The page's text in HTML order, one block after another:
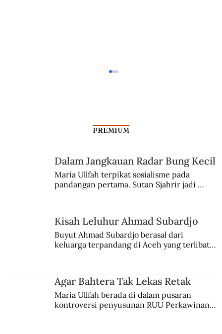
Ratu Sima dalam Catatan Tiongkok
PREMIUM
Dalam Jangkauan Radar Bung Kecil
Maria Ullfah terpikat sosialisme pada
pandangan pertama. Sutan Sjahrir jadi
Kisah Leluhur Ahmad Subardjo
Buyut Ahmad Subardjo berasal dari
keluarga terpandang di Aceh yang terlibat
Agar Bahtera Tak Lekas Retak
Maria Ullfah berada di dalam pusaran
kontroversi penyusunan RUU Perkawinan.